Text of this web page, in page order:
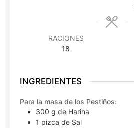
RACIONES
18
INGREDIENTES
Para la masa de los Pestiños:
300 g de Harina
1 pizcade Sal